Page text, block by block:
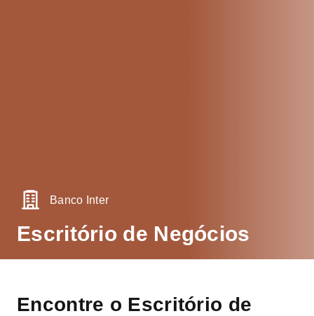
Banco Inter
Escritório de Negócios
Encontre o Escritório de